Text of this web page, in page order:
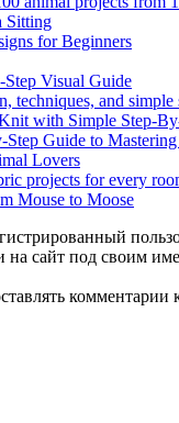
Sitting
for Beginners
Visual Guide
and
with Simple Step-
Guide to
Lovers
projects for every
Mouse to Moose
на сайт под своим